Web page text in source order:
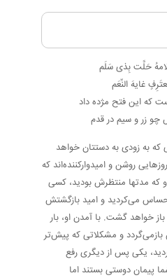
حَلَّت بِذی سَلَم
غایهَ النِّعَم
که این فتح مژده داد
زر و سیم در قدم
که به زودی به دستتان خواهد
روشن و امیدوارکننده‌اند که
که مدتها منتظرش بودید، کسی
می‌کردید و امید بازگشتش
خواهد گشت. با آمدن او، بار
بازمی‌گردد و مشکلاتی که پیش‌تر
یکی پس از دیگری رفع
پیمان دوستی بستند اما